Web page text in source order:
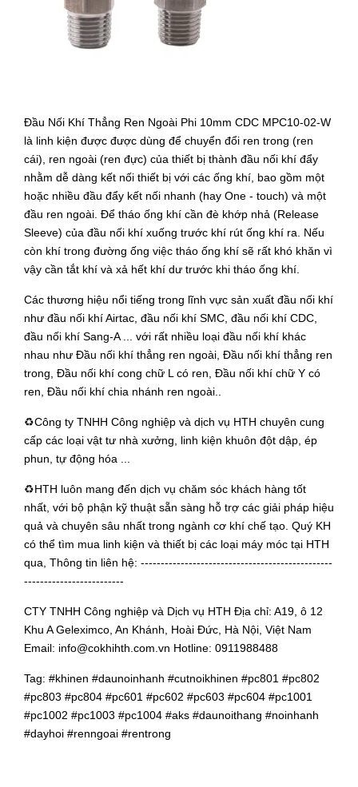
Đầu Nối Khí Thẳng Ren Ngoài Phi 10mm CDC MPC10-02-W
là linh kiện được được dùng để chuyển đổi ren trong (ren
cái), ren ngoài (ren đực) của thiết bị thành đầu nối khí đẩy
nhằm dễ dàng kết nối thiết bị với các ống khí, bao gồm một
hoặc nhiều đầu đẩy kết nối nhanh (hay One - touch) và một
đầu ren ngoài. Để tháo ống khí cần đè khớp nhả (Release
Sleeve) của đầu nối khí xuống trước khí rút ống khí ra. Nếu
còn khí trong đường ống việc tháo ống khí sẽ rất khó khăn vì
vậy cần tắt khí và xả hết khí dư trước khi tháo ống khí.
Các thương hiệu nổi tiếng trong lĩnh vực sản xuất đầu nối khí
như đầu nối khí Airtac, đầu nối khí SMC, đầu nối khí CDC,
đầu nối khí Sang-A ... với rất nhiều loại đầu nối khí khác
nhau như Đầu nối khí thẳng ren ngoài, Đầu nối khí thẳng ren
trong, Đầu nối khí cong chữ L có ren, Đầu nối khí chữ Y có
ren, Đầu nối khí chia nhánh ren ngoài..
♻️Công ty TNHH Công nghiệp và dịch vụ HTH chuyên cung
cấp các loại vật tư nhà xưởng, linh kiện khuôn đột dập, ép
phun, tự động hóa ...
♻️HTH luôn mang đến dịch vụ chăm sóc khách hàng tốt
nhất, với bộ phận kỹ thuật sẵn sàng hỗ trợ các giải pháp hiệu
quả và chuyên sâu nhất trong ngành cơ khí chế tạo. Quý KH
có thể tìm mua linh kiện và thiết bị các loại máy móc tại HTH
qua, Thông tin liên hệ: ------------------------------------------------
-------------------------
CTY TNHH Công nghiệp và Dịch vụ HTH Địa chỉ: A19, ô 12
Khu A Geleximco, An Khánh, Hoài Đức, Hà Nội, Việt Nam
Email: info@cokhihth.com.vn Hotline: 0911988488
Tag: #khinen #daunoinhanh #cutnoikhinen #pc801 #pc802
#pc803 #pc804 #pc601 #pc602 #pc603 #pc604 #pc1001
#pc1002 #pc1003 #pc1004 #aks #daunoithang #noinhanh
#dayhoi #renngoai #rentrong